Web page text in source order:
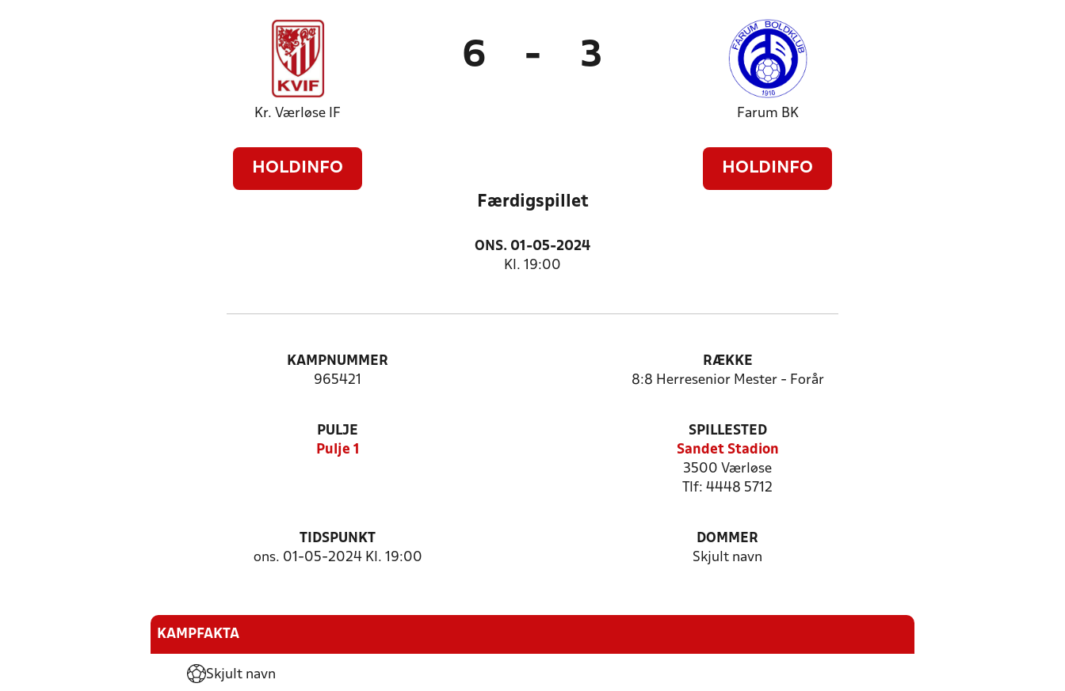
Kr. Værløse IF
HOLDINFO
6 - 3
Farum BK
HOLDINFO
Færdigspillet
ONS. 01-05-2024
Kl. 19:00
KAMPNUMMER
965421
RÆKKE
8:8 Herresenior Mester - Forår
PULJE
Pulje 1
SPILLESTED
Sandet Stadion
3500 Værløse
Tlf: 4448 5712
TIDSPUNKT
ons. 01-05-2024 Kl. 19:00
DOMMER
Skjult navn
KAMPFAKTA
Skjult navn